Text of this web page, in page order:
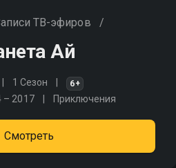
ТВ-эфиров /
Aй
1 Сезон 6+
– 2017 Приключения
Смотреть